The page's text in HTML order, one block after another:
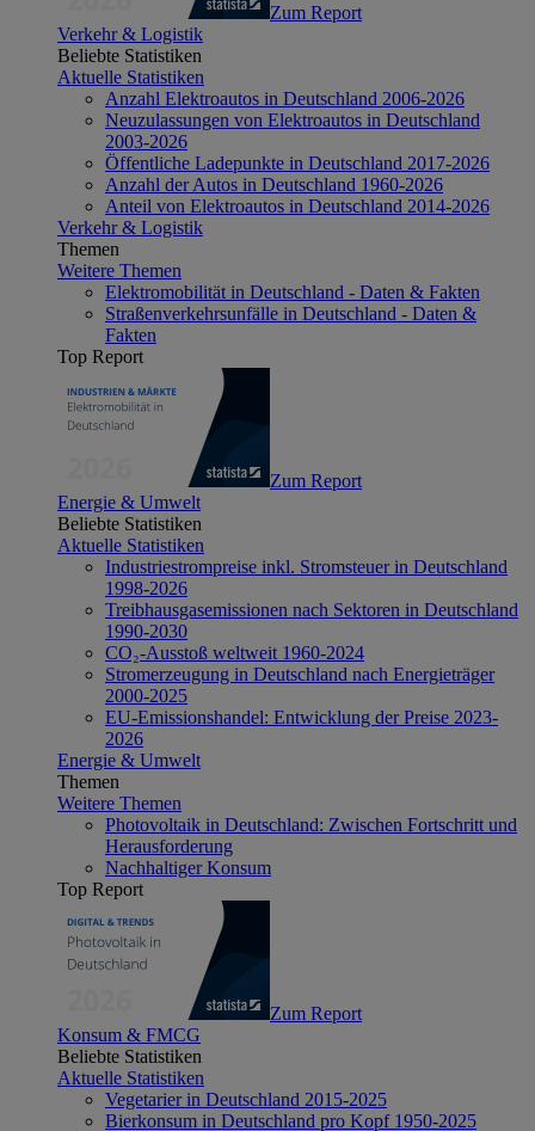
Zum Report
Verkehr & Logistik
Beliebte Statistiken
Aktuelle Statistiken
Anzahl Elektroautos in Deutschland 2006-2026
Neuzulassungen von Elektroautos in Deutschland
2003-2026
Öffentliche Ladepunkte in Deutschland 2017-2026
Anzahl der Autos in Deutschland 1960-2026
Anteil von Elektroautos in Deutschland 2014-2026
Verkehr & Logistik
Themen
Weitere Themen
Elektromobilität in Deutschland - Daten & Fakten
Straßenverkehrsunfälle in Deutschland - Daten &
Fakten
Top Report
Zum Report
Energie & Umwelt
Beliebte Statistiken
Aktuelle Statistiken
Industriestrompreise inkl. Stromsteuer in Deutschland
1998-2026
Treibhausgasemissionen nach Sektoren in Deutschland
1990-2030
CO₂-Ausstoß weltweit 1960-2024
Stromerzeugung in Deutschland nach Energieträger
2000-2025
EU-Emissionshandel: Entwicklung der Preise 2023-
2026
Energie & Umwelt
Themen
Weitere Themen
Photovoltaik in Deutschland: Zwischen Fortschritt und
Herausforderung
Nachhaltiger Konsum
Top Report
Zum Report
Konsum & FMCG
Beliebte Statistiken
Aktuelle Statistiken
Vegetarier in Deutschland 2015-2025
Bierkonsum in Deutschland pro Kopf 1950-2025